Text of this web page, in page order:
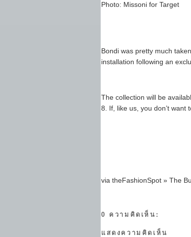
Photo: Missoni for Target
Bondi was pretty much
installation following an
The collection will be
8. If, like us, you don’t want
via theFashionSpot » The
0 ความคิดเห็น:
แสดงความคิดเห็น